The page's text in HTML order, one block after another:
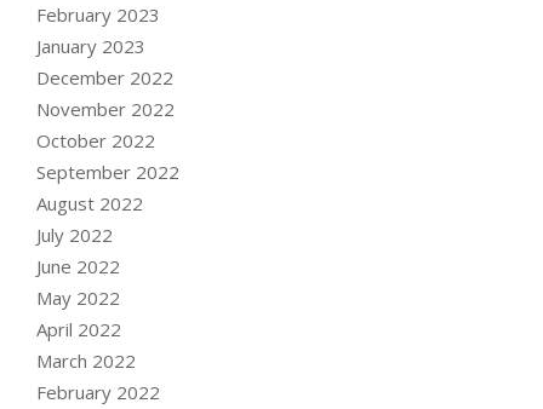
February 2023
January 2023
December 2022
November 2022
October 2022
September 2022
August 2022
July 2022
June 2022
May 2022
April 2022
March 2022
February 2022